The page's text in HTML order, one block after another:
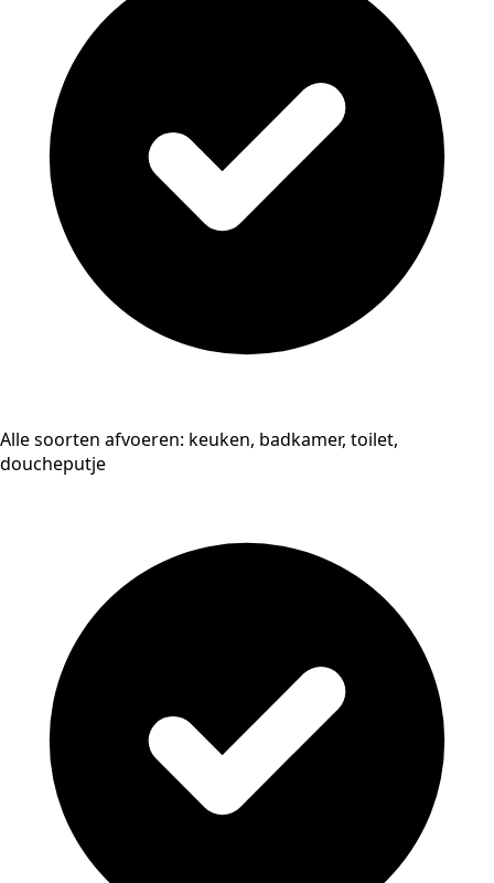
Alle soorten afvoeren: keuken, badkamer, toilet,
doucheputje